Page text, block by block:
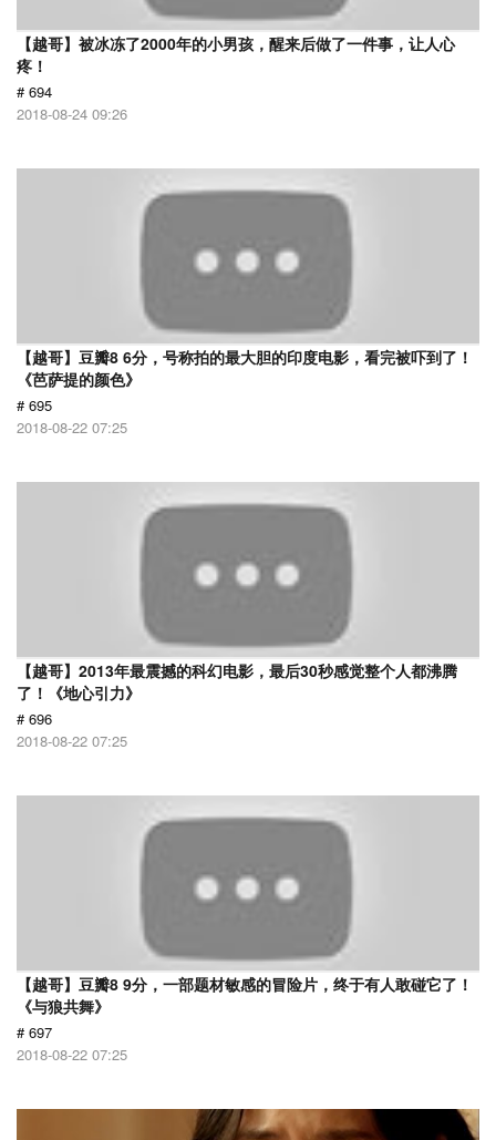
【越哥】被冰冻了2000年的小男孩，醒来后做了一件事，让人心
疼！
# 694
2018-08-24 09:26
【越哥】豆瓣8 6分，号称拍的最大胆的印度电影，看完被吓到了！
《芭萨提的颜色》
# 695
2018-08-22 07:25
【越哥】2013年最震撼的科幻电影，最后30秒感觉整个人都沸腾
了！《地心引力》
# 696
2018-08-22 07:25
【越哥】豆瓣8 9分，一部题材敏感的冒险片，终于有人敢碰它了！
《与狼共舞》
# 697
2018-08-22 07:25